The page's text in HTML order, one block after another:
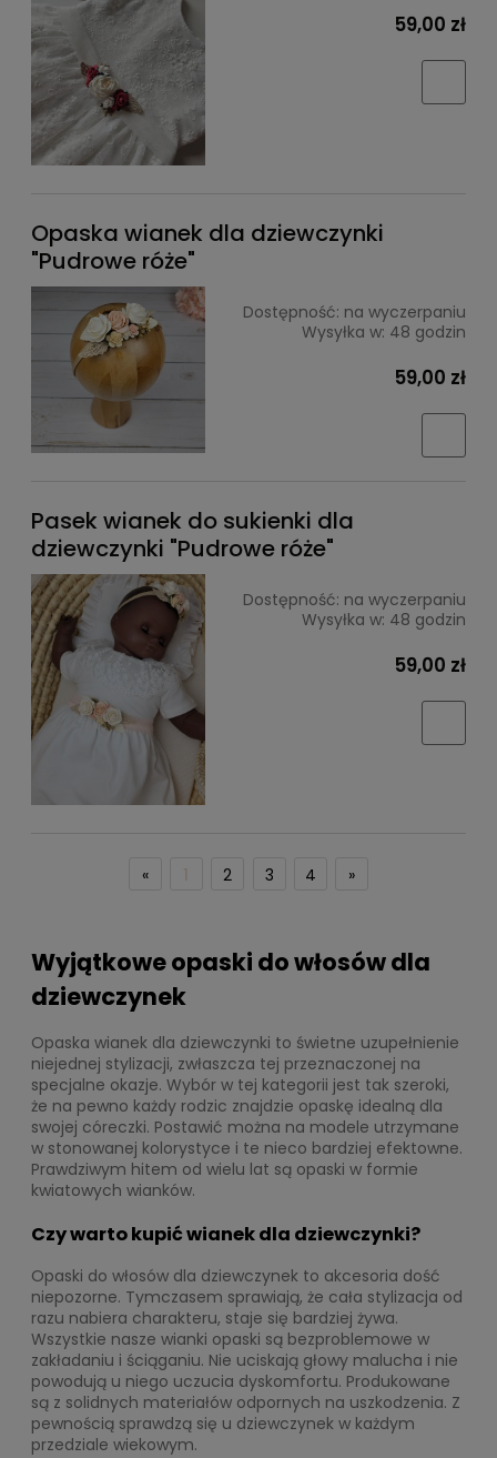
59,00 zł
Opaska wianek dla dziewczynki
"Pudrowe róże"
Dostępność: na wyczerpaniu
Wysyłka w: 48 godzin
59,00 zł
Pasek wianek do sukienki dla
dziewczynki "Pudrowe róże"
Dostępność: na wyczerpaniu
Wysyłka w: 48 godzin
59,00 zł
« 1 2 3 4 »
Wyjątkowe opaski do włosów dla
dziewczynek
Opaska wianek dla dziewczynki to świetne uzupełnienie
niejednej stylizacji, zwłaszcza tej przeznaczonej na
specjalne okazje. Wybór w tej kategorii jest tak szeroki,
że na pewno każdy rodzic znajdzie opaskę idealną dla
swojej córeczki. Postawić można na modele utrzymane
w stonowanej kolorystyce i te nieco bardziej efektowne.
Prawdziwym hitem od wielu lat są opaski w formie
kwiatowych wianków.
Czy warto kupić wianek dla dziewczynki?
Opaski do włosów dla dziewczynek to akcesoria dość
niepozorne. Tymczasem sprawiają, że cała stylizacja od
razu nabiera charakteru, staje się bardziej żywa.
Wszystkie nasze wianki opaski są bezproblemowe w
zakładaniu i ściąganiu. Nie uciskają głowy malucha i nie
powodują u niego uczucia dyskomfortu. Produkowane
są z solidnych materiałów odpornych na uszkodzenia. Z
pewnością sprawdzą się u dziewczynek w każdym
przedziale wiekowym.